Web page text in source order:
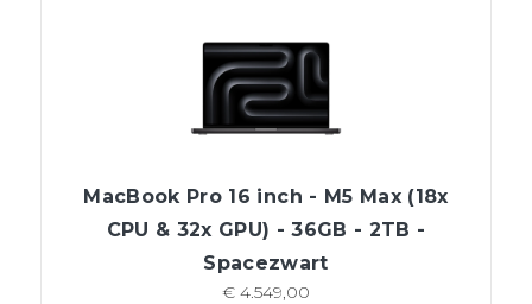
MacBook Pro 16 inch - M5 Max (18x
CPU & 32x GPU) - 36GB - 2TB -
Spacezwart
€ 4.549,00